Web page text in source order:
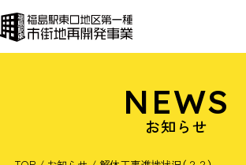
NEWS
お知らせ